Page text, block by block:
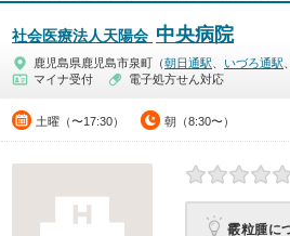
社会医療法人天陽会 中央病院
鹿児島県鹿児島市泉町（朝日通駅 いづろ通駅
マイナ受付
電子処方せん対応
土曜（〜17:30） 朝（8:30〜）
霰粒腫に